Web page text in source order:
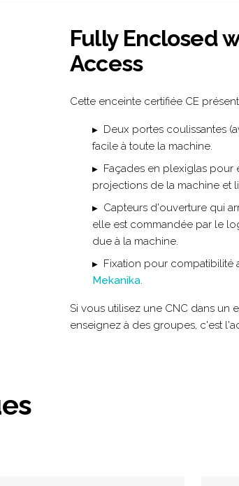
Fully Enclosed
Access
Cette enceinte certifiée CE
Deux portes coulissantes
facile à toute la machine.
Façades en plexiglas pour
projections de la machine et
Capteurs d'ouverture qui
elle est commandée par le
due à la machine.
Fixation pour compatibilité
Mekanika.
Si vous utilisez une CNC dans un
enseignez à des groupes, c'est